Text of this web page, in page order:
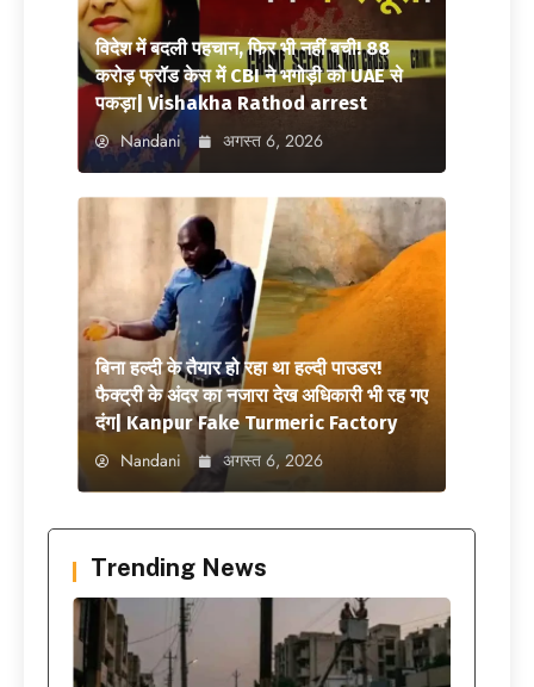
विदेश में बदली पहचान, फिर भी नहीं बची! 88
करोड़ फ्रॉड केस में CBI ने भगोड़ी को UAE से
पकड़ा| Vishakha Rathod arrest
Nandani अगस्त 6, 2026
बिना हल्दी के तैयार हो रहा था हल्दी पाउडर!
फैक्ट्री के अंदर का नजारा देख अधिकारी भी रह गए
दंग| Kanpur Fake Turmeric Factory
Nandani अगस्त 6, 2026
Trending News